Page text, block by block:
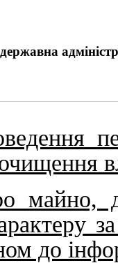
майно,
до